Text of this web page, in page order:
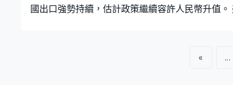
國出口強勢持續，估計政策繼續容許人民幣升值。
« ...